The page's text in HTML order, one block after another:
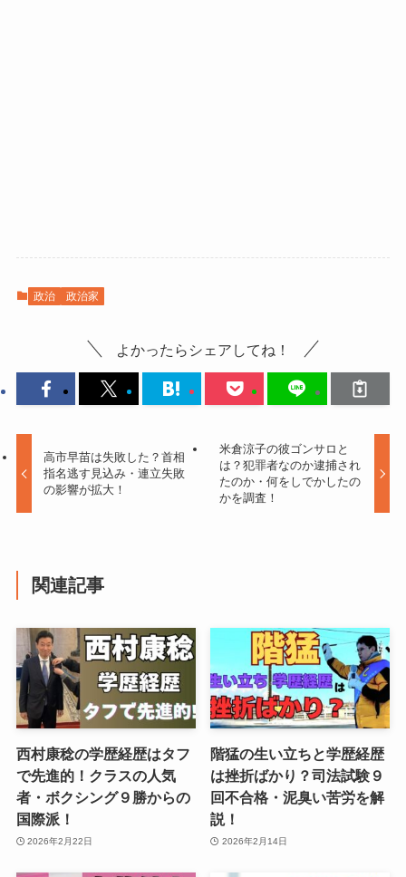
政治 政治家
よかったらシェアしてね！
高市早苗は失敗した？首相
指名逃す見込み・連立失敗
の影響が拡大！
米倉涼子の彼ゴンサロと
は？犯罪者なのか逮捕され
たのか・何をしでかしたの
かを調査！
関連記事
西村康稔の学歴経歴はタフ
で先進的！クラスの人気
者・ボクシング９勝からの
国際派！
2026年2月22日
階猛の生い立ちと学歴経歴
は挫折ばかり？司法試験９
回不合格・泥臭い苦労を解
説！
2026年2月14日